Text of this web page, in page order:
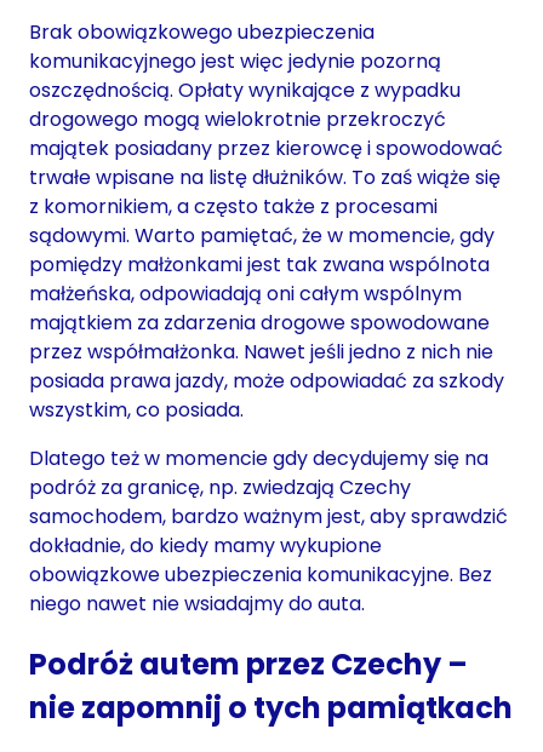
Brak obowiązkowego ubezpieczenia
komunikacyjnego jest więc jedynie pozorną
oszczędnością. Opłaty wynikające z wypadku
drogowego mogą wielokrotnie przekroczyć
majątek posiadany przez kierowcę i spowodować
trwałe wpisane na listę dłużników. To zaś wiąże się
z komornikiem, a często także z procesami
sądowymi. Warto pamiętać, że w momencie, gdy
pomiędzy małżonkami jest tak zwana wspólnota
małżeńska, odpowiadają oni całym wspólnym
majątkiem za zdarzenia drogowe spowodowane
przez współmałżonka. Nawet jeśli jedno z nich nie
posiada prawa jazdy, może odpowiadać za szkody
wszystkim, co posiada.
Dlatego też w momencie gdy decydujemy się na
podróż za granicę, np. zwiedzają Czechy
samochodem, bardzo ważnym jest, aby sprawdzić
dokładnie, do kiedy mamy wykupione
obowiązkowe ubezpieczenia komunikacyjne. Bez
niego nawet nie wsiadajmy do auta.
Podróż autem przez Czechy –
nie zapomnij o tych pamiątkach